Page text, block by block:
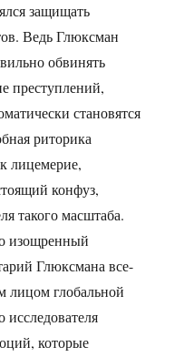
защищать
Ведь Глюксман
обвинять
преступлений,
становятся
риторика
лицемерие,
конфуз,
такого масштаба.
изощренный
Глюксмана все-
лицом глобальной
исследователя
которые